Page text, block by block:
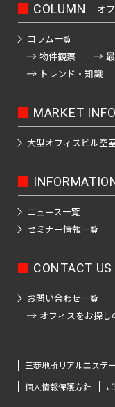
COLUMN オ
コラム一覧
物件観察
トレンド・知識
MARKET
大型オフィスビル空
ニュース一覧
セミナー情報一覧
CONTACT US
お問い合わせ一覧
オフィスをお探し
三菱地所リアルエステ
個人情報保護方針